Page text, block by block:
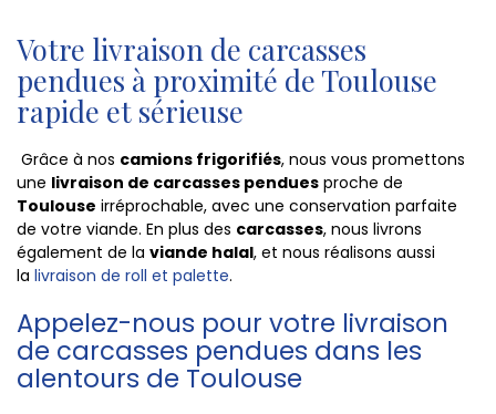
Votre livraison de carcasses
pendues à proximité de Toulouse
rapide et sérieuse
Grâce à nos camions frigorifiés, nous vous promettons
une livraison de carcasses pendues proche de
Toulouse irréprochable, avec une conservation parfaite
de votre viande. En plus des carcasses, nous livrons
également de la viande halal, et nous réalisons aussi
la livraison de roll et palette.
Appelez-nous pour votre livraison
de carcasses pendues dans les
alentours de Toulouse